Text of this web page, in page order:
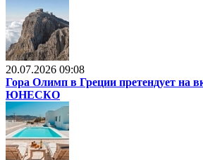
20.07.2026 09:08
Гора Олимп в Греции претендует на
ЮНЕСКО